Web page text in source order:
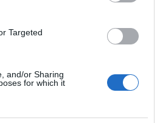
Targeted
and/or Sharing
for which it